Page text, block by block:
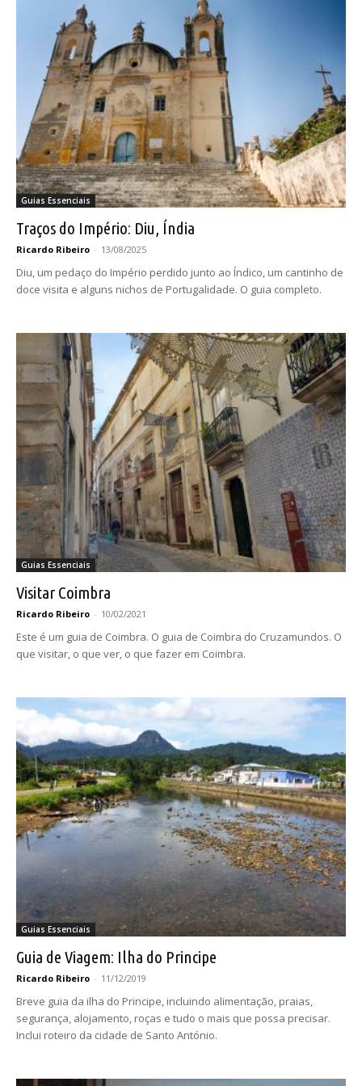
Guias Essenciais
Traços do Império: Diu, Índia
Ricardo Ribeiro - 13/08/2025
Diu, um pedaço do Império perdido junto ao Índico, um cantinho de
doce visita e alguns nichos de Portugalidade. O guia completo.
Guias Essenciais
Visitar Coimbra
Ricardo Ribeiro - 10/02/2021
Este é um guia de Coimbra. O guia de Coimbra do Cruzamundos. O
que visitar, o que ver, o que fazer em Coimbra.
Guias Essenciais
Guia de Viagem: Ilha do Principe
Ricardo Ribeiro - 11/12/2019
Breve guia da ilha do Principe, incluindo alimentação, praias,
segurança, alojamento, roças e tudo o mais que possa precisar.
Inclui roteiro da cidade de Santo António.